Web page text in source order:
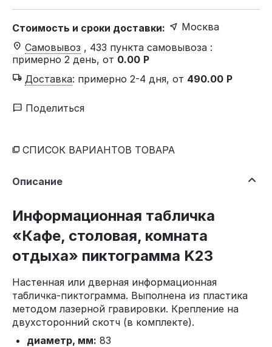
Стоимость и сроки доставки:
Москва
Самовывоз , 433 пункта самовывоза :
примерно 2 день, от 0.00 Р
Доставка: примерно 2-4 дня, от 490.00 Р
Поделиться
СПИСОК ВАРИАНТОВ ТОВАРА
Описание
Информационная табличка
«Кафе, столовая, комната
отдыха» пиктограмма K23
Настенная или дверная информационная
табличка-пиктограмма. Выполнена из пластика
методом лазерной гравировки. Крепление на
двухсторонний скотч (в комплекте).
диаметр, мм: 83